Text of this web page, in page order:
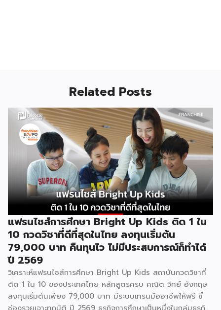
Related Posts
แฟรนไชส์การศึกษา Bright Up Kids ติด 1 ใน
10 กวดวิชาที่ดีที่สุดในไทย ลงทุนเริ่มต้น
79,000 บาท คืนทุนไว ไม่มีประสบการณ์ก็ทำได้
ปี 2569
วิเคราะห์แฟรนไชส์การศึกษา Bright Up Kids สถาบันกวดวิชาที่
ติด 1 ใน 10 ของประเทศไทย หลักสูตรครบ คณิต วิทย์ อังกฤษ
ลงทุนเริ่มต้นเพียง 79,000 บาท มีระบบเทรนมืออาชีพให้ฟรี ชี้